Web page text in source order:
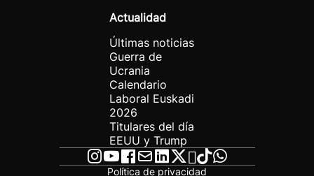
Actualidad
Últimas noticias
Guerra de
Ucrania
Calendario
Laboral Euskadi
2026
Titulares del día
EEUU y Trump
Política de privacidad